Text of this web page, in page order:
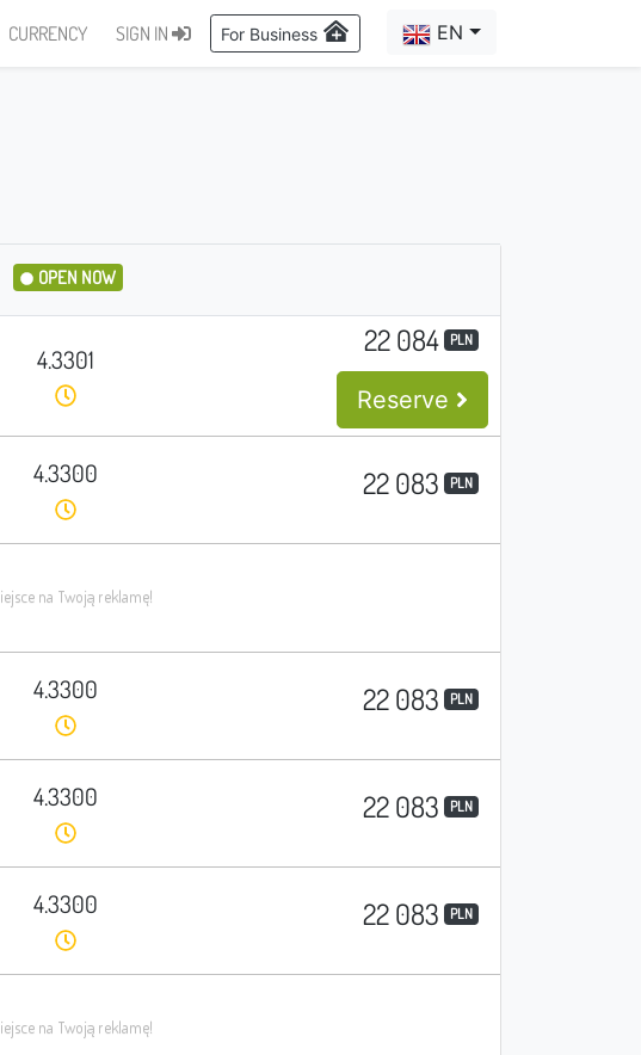
CURRENCY SIGN IN For Business EN
OPEN NOW
4.3301
22 084 PLN
Reserve
4.3300 22 083 PLN
4.3300 22 083 PLN
4.3300 22 083 PLN
4.3300 22 083 PLN